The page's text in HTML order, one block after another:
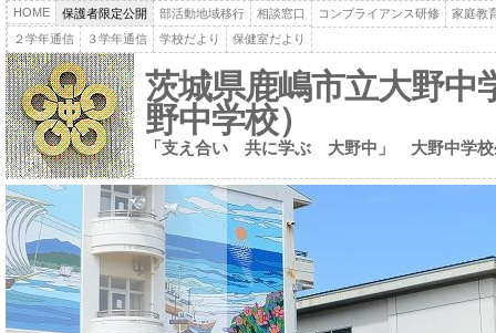
HOME 保護者限定公開 部活動地域移行 相談窓口 コンプライアンス研修
家庭教
２学年通信
３学年通信 学校だより 保健室だより
茨城県鹿嶋市立大野中
野中学校）
「支え合い 共に学ぶ 大野中」 大野中学校